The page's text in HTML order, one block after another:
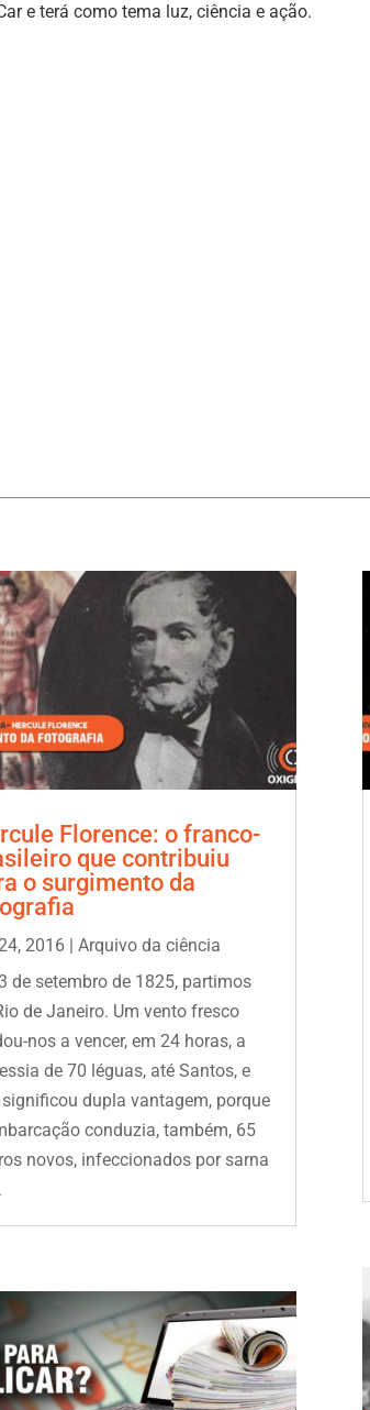
e terá como tema luz, ciência e ação.
Florence: o franco-
que contribuiu
o surgimento da
2016| Arquivo da ciência
de setembro de 1825, partimos
de Janeiro. Um vento fresco
nos a vencer, em 24 horas, a
de 70 léguas, até Santos, e
dupla vantagem, porque
conduzia, também, 65
novos, infeccionados por sarna